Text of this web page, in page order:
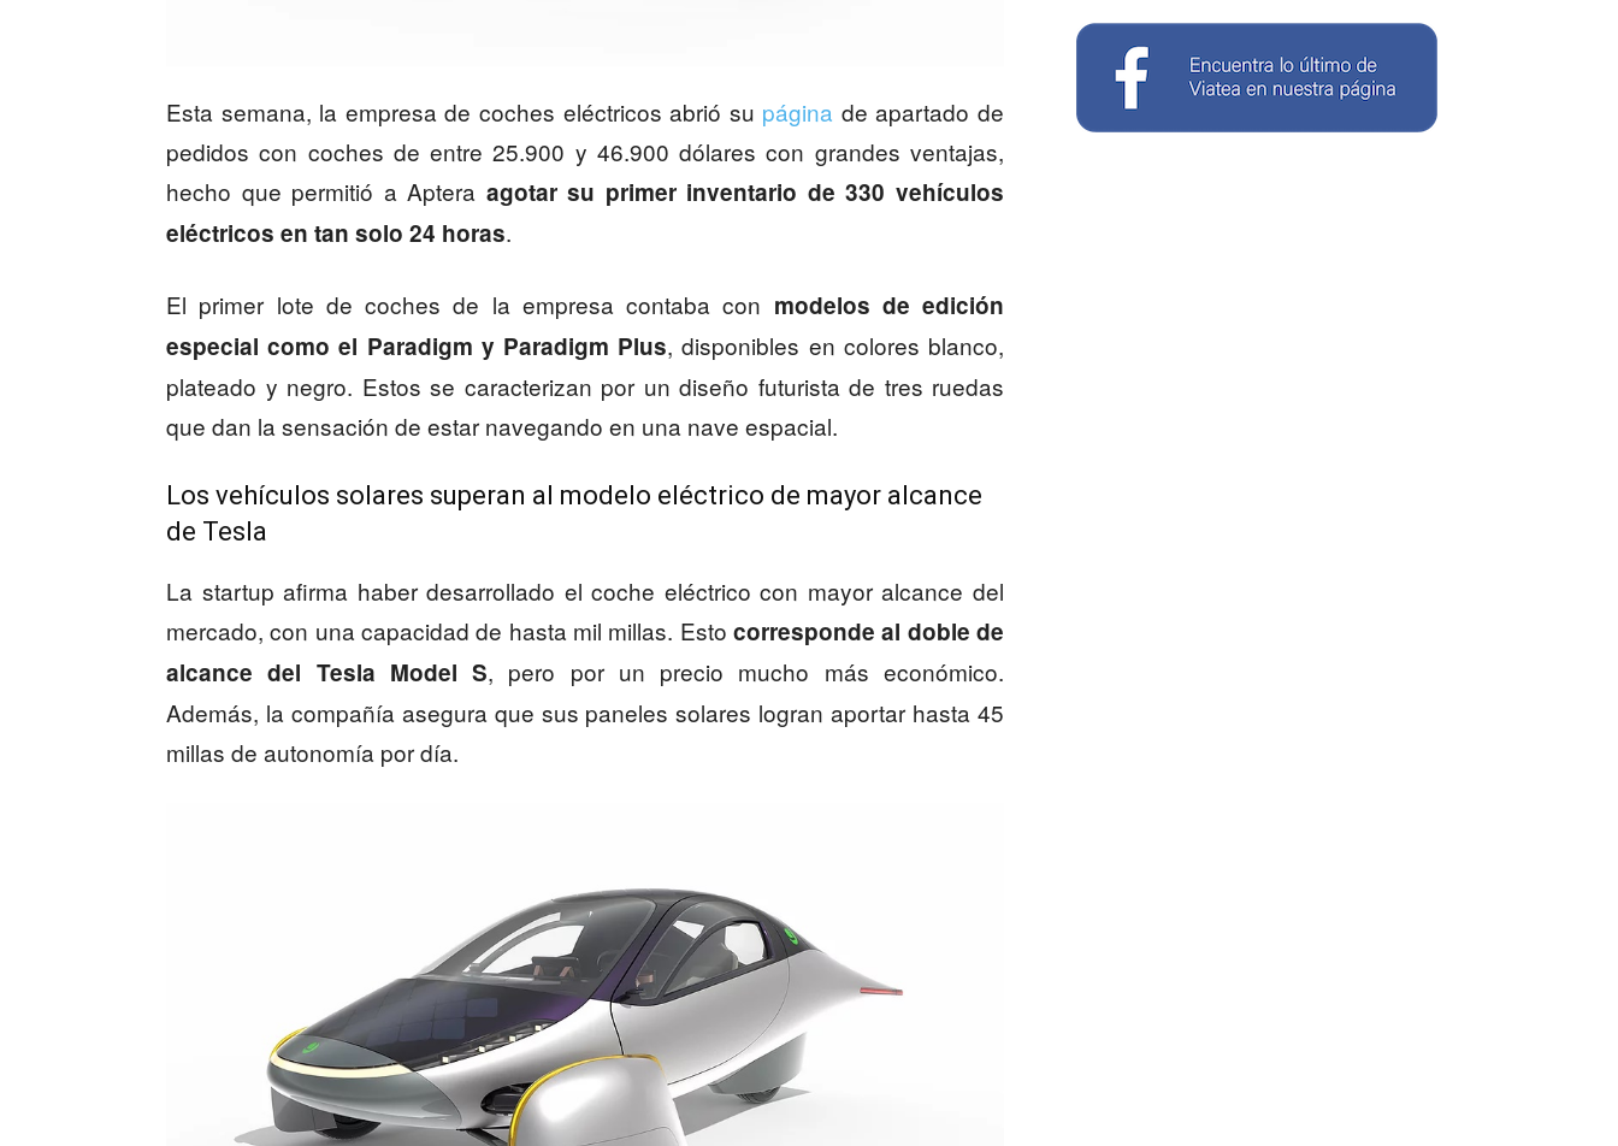
Esta semana, la empresa de coches eléctricos abrió su página de apartado de
pedidos con coches de entre 25.900 y 46.900 dólares con grandes ventajas,
hecho que permitió a Aptera agotar su primer inventario de 330 vehículos
eléctricos en tan solo 24 horas.
El primer lote de coches de la empresa contaba con modelos de edición
especial como el Paradigm y Paradigm Plus, disponibles en colores blanco,
plateado y negro. Estos se caracterizan por un diseño futurista de tres ruedas
que dan la sensación de estar navegando en una nave espacial.
Los vehículos solares superan al modelo eléctrico de mayor alcance
de Tesla
La startup afirma haber desarrollado el coche eléctrico con mayor alcance del
mercado, con una capacidad de hasta mil millas. Esto corresponde al doble de
alcance del Tesla Model S, pero por un precio mucho más económico.
Además, la compañía asegura que sus paneles solares logran aportar hasta 45
millas de autonomía por día.